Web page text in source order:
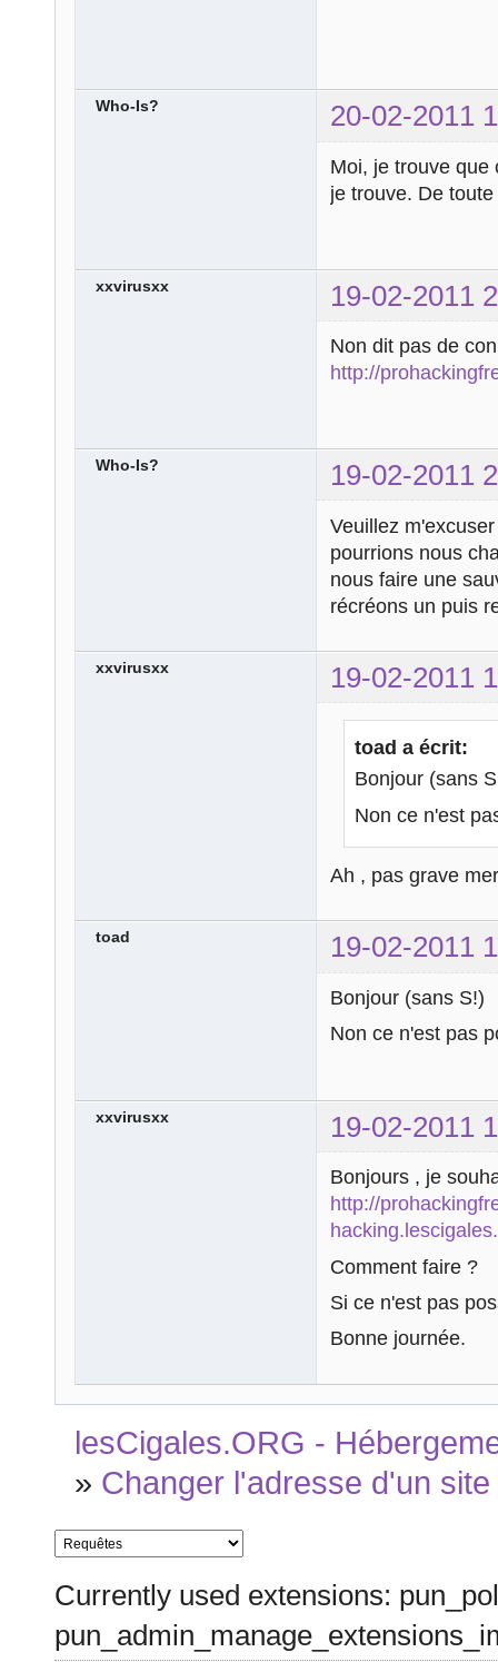
Who-Is? 20-02-2011
Moi, je trouve
je trouve. De
xxvirusxx 19-02-2011
Non dit pas de
http://
Who-Is? 19-02-2011
Veuillez
pourrions nous
nous faire une
récréons un puis
xxvirusxx 19-02-2011
toad a écrit:
Bonjour (sans
Non ce n'est
Ah , pas grave
toad 19-02-2011
Bonjour (sans S!)
Non ce n'est pas
xxvirusxx 19-02-2011
Bonjours , je
http://
Comment faire ?
Si ce n'est pas
Bonne journée.
lesCigales.ORG -
» Changer l'adresse d'un site
Currently used extensions: